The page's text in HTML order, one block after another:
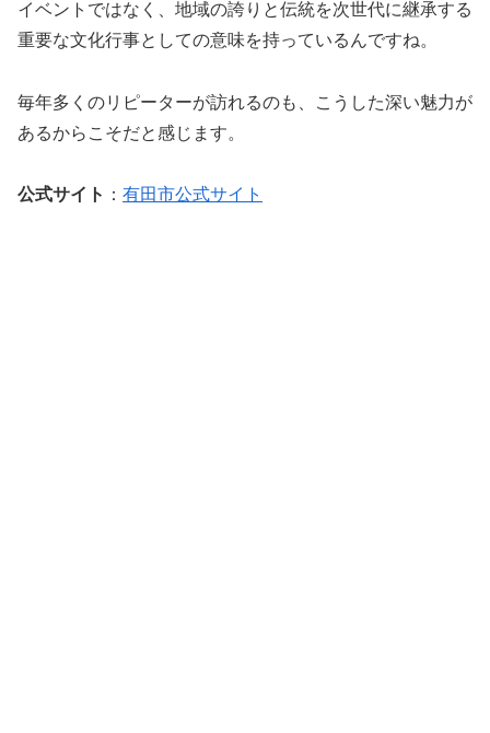
イベントではなく、地域の誇りと伝統を次世代に継承する
重要な文化行事としての意味を持っているんですね。
毎年多くのリピーターが訪れるのも、こうした深い魅力が
あるからこそだと感じます。
公式サイト ： 有田市公式サイト